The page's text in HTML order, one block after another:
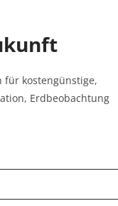
für kostengünstige,
Erdbeobachtung